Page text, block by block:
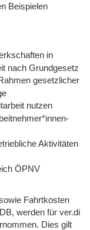
Beispielen
in
nach Grundgesetz
gesetzlicher
nutzen
Aktivitäten
ÖPNV
Fahrtkosten
werden für ver.di
Dies gilt